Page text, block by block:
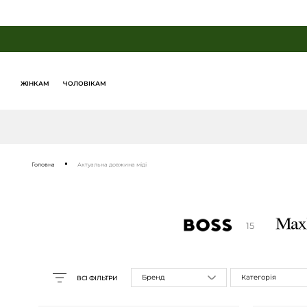
ЖІНКАМ ЧОЛОВІКАМ
Головна Актуальна довжина міді
15
ВСІ ФІЛЬТРИ Бренд Категорія